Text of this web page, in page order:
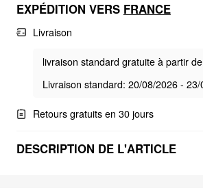
EXPÉDITION VERS FRANCE
Livraison
livraison standard gratuite à partir
Livraison standard: 20/08/2026 -
Retours gratuits en 30 jours
DESCRIPTION DE L'ARTICLE